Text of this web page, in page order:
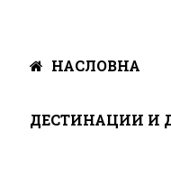
НАСЛОВНА
ДЕСТИНАЦИИ И